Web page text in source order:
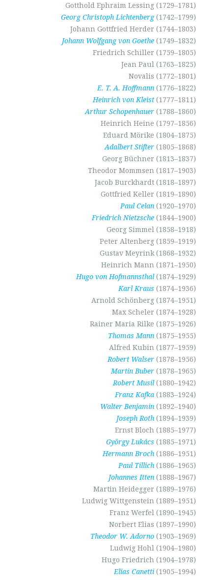
Gotthold Ephraim Lessing (1729–1781)
Georg Christoph Lichtenberg(1742–1799)
Johann Gottfried Herder (1744–1803)
Johann Wolfgang von Goethe(1749–1832)
Friedrich Schiller (1759–1805)
Jean Paul (1763–1825)
Novalis (1772–1801)
E. T. A. Hoffmann(1776–1822)
Heinrich von Kleist(1777–1811)
Arthur Schopenhauer(1788–1860)
Heinrich Heine (1797–1856)
Eduard Mörike (1804–1875)
Adalbert Stifter(1805–1868)
Georg Büchner (1813–1837)
Theodor Mommsen (1817–1903)
Jacob Burckhardt (1818–1897)
Gottfried Keller (1819–1890)
Paul Celan(1920–1970)
Friedrich Nietzsche(1844–1900)
Georg Simmel (1858–1918)
Peter Altenberg (1859–1919)
Gustav Meyrink (1868–1932)
Heinrich Mann (1871–1950)
Hugo von Hofmannsthal(1874–1929)
Karl Kraus (1874–1936)
Arnold Schönberg (1874–1951)
Max Scheler (1874–1928)
Rainer Maria Rilke (1875–1926)
Thomas Mann(1875–1955)
Alfred Kubin (1877–1959)
Robert Walser(1878–1956)
Martin Buber(1878–1965)
Robert Musil(1880–1942)
Franz Kafka(1883–1924)
Walter Benjamin(1892–1940)
Joseph Roth(1894–1939)
Ernst Bloch (1885–1977)
György Lukács (1885–1971)
Hermann Broch(1886–1951)
Paul Tillich(1886–1965)
Johannes Itten(1888–1967)
Martin Heidegger (1889–1976)
Ludwig Wittgenstein (1889–1951)
Franz Werfel (1890–1945)
Norbert Elias (1897–1990)
Theodor W. Adorno(1903–1969)
Ludwig Hohl (1904–1980)
Hugo Friedrich (1904–1978)
Elias Canetti(1905–1994)